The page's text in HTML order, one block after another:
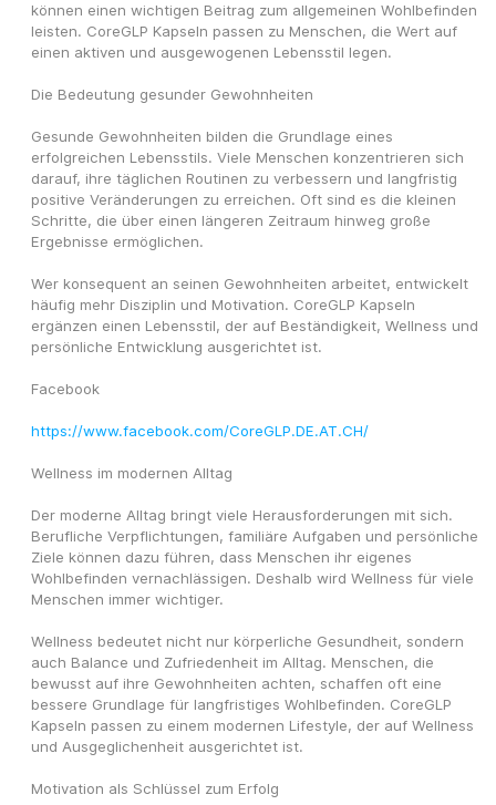
können einen wichtigen Beitrag zum allgemeinen Wohlbefinden
leisten. CoreGLP Kapseln passen zu Menschen, die Wert auf
einen aktiven und ausgewogenen Lebensstil legen.
Die Bedeutung gesunder Gewohnheiten
Gesunde Gewohnheiten bilden die Grundlage eines
erfolgreichen Lebensstils. Viele Menschen konzentrieren sich
darauf, ihre täglichen Routinen zu verbessern und langfristig
positive Veränderungen zu erreichen. Oft sind es die kleinen
Schritte, die über einen längeren Zeitraum hinweg große
Ergebnisse ermöglichen.
Wer konsequent an seinen Gewohnheiten arbeitet, entwickelt
häufig mehr Disziplin und Motivation. CoreGLP Kapseln
ergänzen einen Lebensstil, der auf Beständigkeit, Wellness und
persönliche Entwicklung ausgerichtet ist.
Facebook
https://www.facebook.com/CoreGLP.DE.AT.CH/
Wellness im modernen Alltag
Der moderne Alltag bringt viele Herausforderungen mit sich.
Berufliche Verpflichtungen, familiäre Aufgaben und persönliche
Ziele können dazu führen, dass Menschen ihr eigenes
Wohlbefinden vernachlässigen. Deshalb wird Wellness für viele
Menschen immer wichtiger.
Wellness bedeutet nicht nur körperliche Gesundheit, sondern
auch Balance und Zufriedenheit im Alltag. Menschen, die
bewusst auf ihre Gewohnheiten achten, schaffen oft eine
bessere Grundlage für langfristiges Wohlbefinden. CoreGLP
Kapseln passen zu einem modernen Lifestyle, der auf Wellness
und Ausgeglichenheit ausgerichtet ist.
Motivation als Schlüssel zum Erfolg